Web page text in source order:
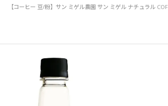
【コーヒー 豆/粉】サン ミゲル農園 サン ミゲル ナチュラル